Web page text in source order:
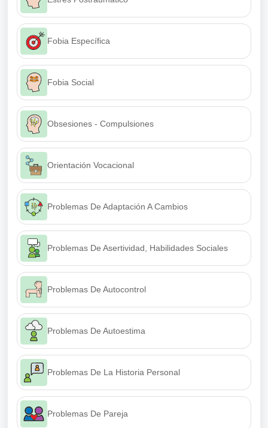
Fobia Específica
Fobia Social
Obsesiones - Compulsiones
Orientación Vocacional
Problemas De Adaptación A Cambios
Problemas De Asertividad, Habilidades Sociales
Problemas De Autocontrol
Problemas De Autoestima
Problemas De La Historia Personal
Problemas De Pareja